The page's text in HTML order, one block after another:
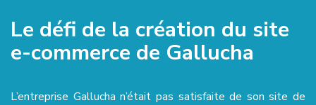
Le défi de la création du site
e-commerce de Gallucha
L’entreprise Gallucha n’était pas satisfaite de son site de